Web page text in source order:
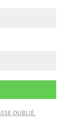
OUBLIÉ.